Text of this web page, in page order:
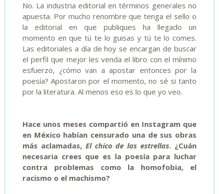
No. La industria editorial en términos generales no
apuesta. Por mucho renombre que tenga el sello o
la editorial en que publiques ha llegado un
momento en que tú te lo guisas y tú te lo comes.
Las editoriales a día de hoy se encargan de buscar
el perfil que mejor les venda el libro con el mínimo
esfuerzo, ¿cómo van a apostar entonces por la
poesía? Apostaron por el momento, no sé si tanto
por la literatura. Al menos eso es lo que yo veo.
Hace unos meses compartió en Instagram que
en México habían censurado una de sus obras
más aclamadas, El chico de las estrellas. ¿Cuán
necesaria crees que es la poesía para luchar
contra problemas como la homofobia, el
racismo o el machismo?